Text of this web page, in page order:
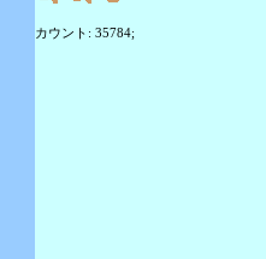
カウント: 35784;